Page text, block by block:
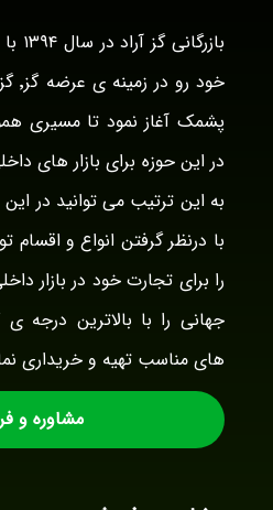
پشمک آغاز نمود تا مسیری
در این حوزه برای بازار های
به این ترتیب می توانید در
با درنظر گرفتن انواع و اقسام
را برای تجارت خود در بازار
جهانی را با بالاترین
های مناسب تهیه و خریداری
مشاوره و